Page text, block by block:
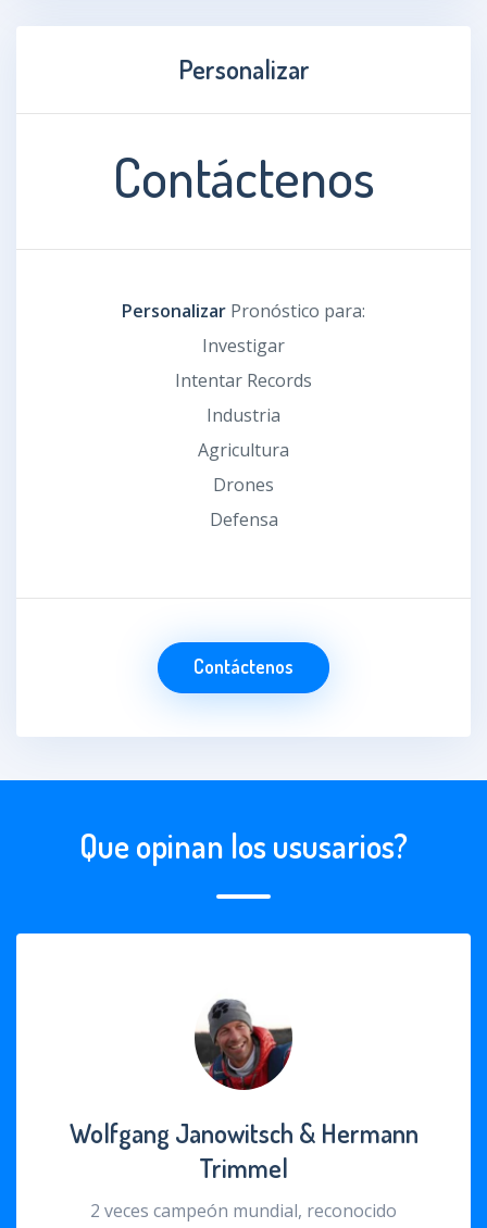
Personalizar
Contáctenos
Personalizar Pronóstico para:
Investigar
Intentar Records
Industria
Agricultura
Drones
Defensa
Contáctenos
Que opinan los ususarios?
Wolfgang Janowitsch & Hermann
Trimmel
2 veces campeón mundial, reconocido